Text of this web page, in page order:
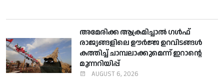
അമേരിക്ക ആക്രമിച്ചാല്‍ ഗള്‍ഫ്
രാജ്യങ്ങളിലെ ഊര്‍ജ്ജ ഉറവിടങ്ങള്‍
കത്തിച്ച് ചാമ്പലാക്കുമെന്ന് ഇറാന്റെ
മുന്നറിയിപ്പ്
AUGUST 6, 2026